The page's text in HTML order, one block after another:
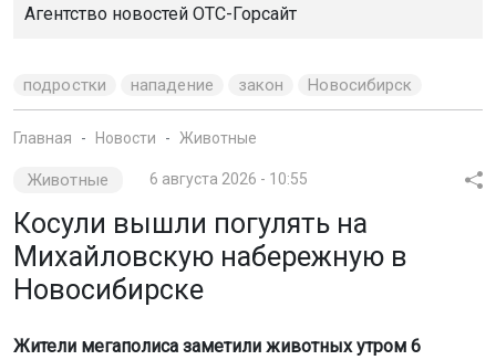
Агентство новостей ОТС-Горсайт
подростки нападение закон Новосибирск
Главная Новости Животные
Животные 6 августа 2026 - 10:55
Косули вышли погулять на
Михайловскую набережную в
Новосибирске
Жители мегаполиса заметили животных утром 6